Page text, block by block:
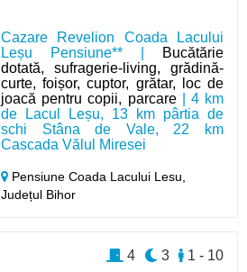
Cazare Revelion Coada Lacului
Leșu Pensiune** |
Bucătărie
dotată, sufragerie-living, grădină-
curte, foișor, cuptor, grătar, loc de
joacă pentru copii, parcare| 4 km
de Lacul Leșu, 13 km pârtia de
schi Stâna de Vale, 22 km
Cascada Vălul Miresei
Pensiune Coada Lacului Lesu,
Județul Bihor
1 - 10
3
4